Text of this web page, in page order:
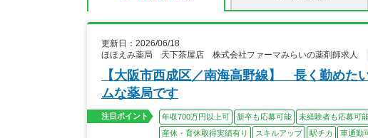
更新日：2026/06/18
ほほえみ薬局 天下茶屋店 株式会社ファーマみらいの薬剤師求人
【大阪市西成区／南海高野線】 長く勤めた
ムな薬局です
注目ポイント 年収700万円以上可 新卒も応募可能 未経験者も応募可
産休・育休取得実績有り
スキルアップ 駅チカ 車通勤